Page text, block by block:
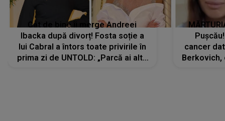
Cât de bine îi merge Andreei
Ibacka după divorț! Fosta soție a
lui Cabral a întors toate privirile în
prima zi de UNTOLD: „Parcă ai altă
cancer
Berkovich,